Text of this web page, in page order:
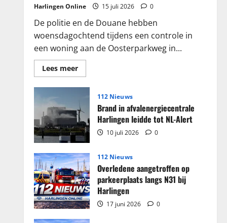
Harlingen Online 15 juli 2026 0
De politie en de Douane hebben
woensdagochtend tijdens een controle in
een woning aan de Oosterparkweg in...
Lees meerLees
meer
Grote
sigaretten
en
tabak
in
beslag
genomen
in
woning
Harlingen
112 Nieuws
Brand in afvalenergiecentrale
Harlingen leidde tot NL-Alert
10 juli 2026 0
112 Nieuws
Overledene aangetroffen op
parkeerplaats langs N31 bij
Harlingen
17 juni 2026 0